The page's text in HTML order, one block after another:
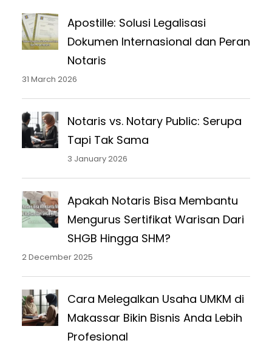
Apostille: Solusi Legalisasi
Dokumen Internasional dan Peran
Notaris
31 March 2026
Notaris vs. Notary Public: Serupa
Tapi Tak Sama
3 January 2026
Apakah Notaris Bisa Membantu
Mengurus Sertifikat Warisan Dari
SHGB Hingga SHM?
2 December 2025
Cara Melegalkan Usaha UMKM di
Makassar Bikin Bisnis Anda Lebih
Profesional